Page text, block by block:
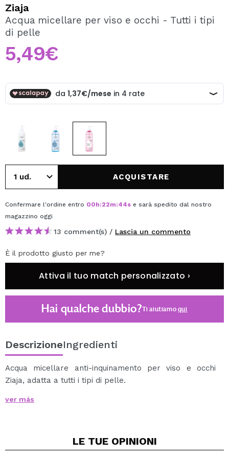
Creando un account su Maquibeauty.it potrai fare i tuoi
acquisti velocemente, controllare lo stato dei tuoi ordini e
Ziaja
Acqua micellare per viso e occhi - Tutti i tipi
di pelle
5,49€
ACQUISTARE
Confermare l'ordine entro 00h:22m:44s e sarà spedito dal nostro
magazzino oggi
13 comment(s) / Lascia un commento
È il prodotto giusto per me?
Attiva il tuo match personalizzato ›
Hai qualche dubbio?Ti aiutiamoqui
DescrizioneIngredienti
Acqua micellare anti-inquinamento per viso e occhi
Ziaja, adatta a tutti i tipi di pelle.
rimuove efficacemente il trucco, soprattutto quello
dall'inquinamento ambientale.
ver más
LE TUE OPINIONI